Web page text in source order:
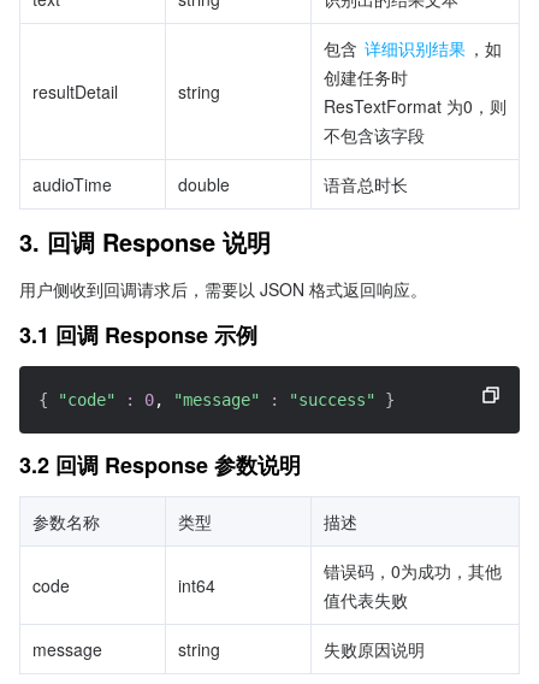
resultDetail string
包含 详细识别结果 ，如
创建任务时
ResTextFormat 为0，则
不包含该字段
audioTime double 语音总时长
3. 回调 Response 说明
用户侧收到回调请求后，需要以 JSON 格式返回响应。
3.1 回调 Response 示例
{ "code" : 0, "message" : "success" }
3.2 回调 Response 参数说明
参数名称 类型 描述
code int64
错误码，0为成功，其他
值代表失败
message string 失败原因说明